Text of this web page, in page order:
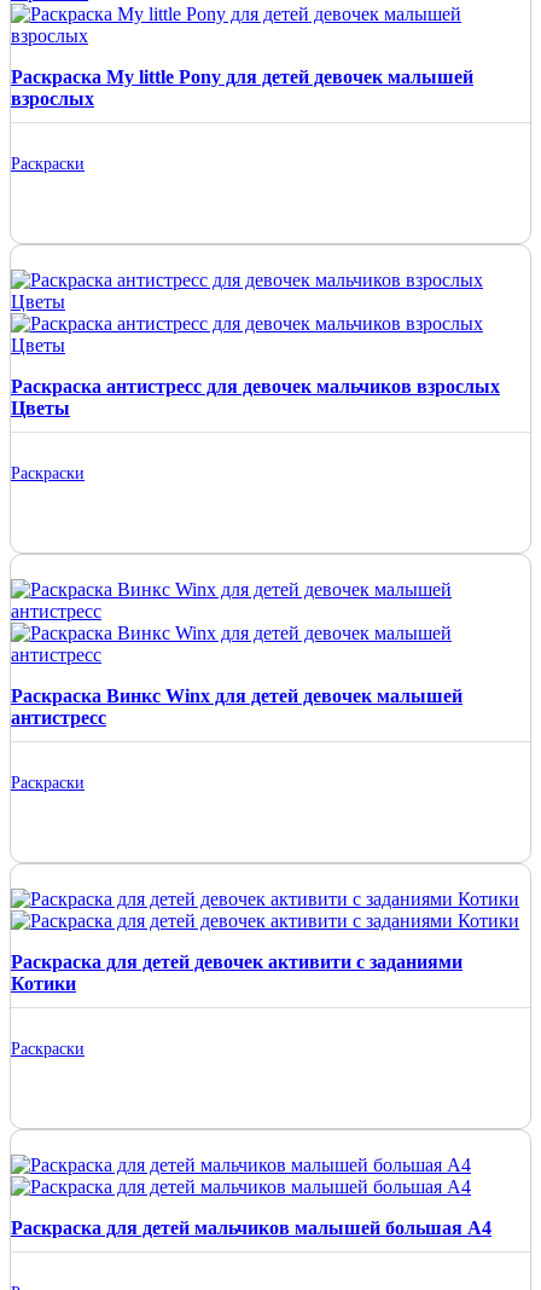
Раскраска My little Pony для детей девочек малышей
взрослых
Раскраски
Раскраска антистресс для девочек мальчиков взрослых
Цветы
Раскраски
Раскраска Винкс Winx для детей девочек малышей
антистресс
Раскраски
Раскраска для детей девочек активити с заданиями
Котики
Раскраски
Раскраска для детей мальчиков малышей большая А4